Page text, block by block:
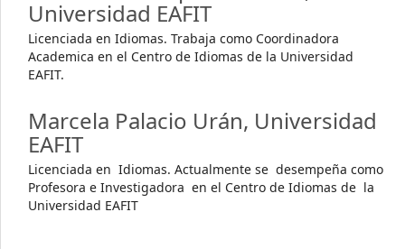
Universidad EAFIT
Licenciada en Idiomas. Trabaja como Coordinadora
Academica en el Centro de Idiomas de la Universidad
EAFIT.
Marcela Palacio Urán, Universidad
EAFIT
Licenciada en Idiomas. Actualmente se desempeña como
Profesora e Investigadora en el Centro de Idiomas de la
Universidad EAFIT